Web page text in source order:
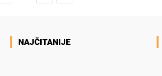
NAJČITANIJE